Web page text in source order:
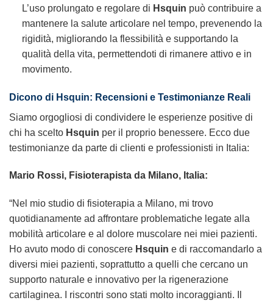
L’uso prolungato e regolare di Hsquin può contribuire a
mantenere la salute articolare nel tempo, prevenendo la
rigidità, migliorando la flessibilità e supportando la
qualità della vita, permettendoti di rimanere attivo e in
movimento.
Dicono di Hsquin: Recensioni e Testimonianze Reali
Siamo orgogliosi di condividere le esperienze positive di
chi ha scelto Hsquin per il proprio benessere. Ecco due
testimonianze da parte di clienti e professionisti in Italia:
Mario Rossi, Fisioterapista da Milano, Italia:
“Nel mio studio di fisioterapia a Milano, mi trovo
quotidianamente ad affrontare problematiche legate alla
mobilità articolare e al dolore muscolare nei miei pazienti.
Ho avuto modo di conoscere Hsquin e di raccomandarlo a
diversi miei pazienti, soprattutto a quelli che cercano un
supporto naturale e innovativo per la rigenerazione
cartilaginea. I riscontri sono stati molto incoraggianti. Il